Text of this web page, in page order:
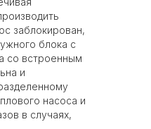
заблокирован,
блока с
со встроенным
и
насоса и
в случаях,